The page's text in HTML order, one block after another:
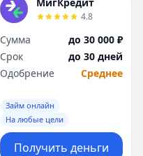
4.8
Сумма
до 30 000 ₽
Срок
до 30 дней
Одобрение
Среднее
Займ онлайн
На любые цели
Получить деньги